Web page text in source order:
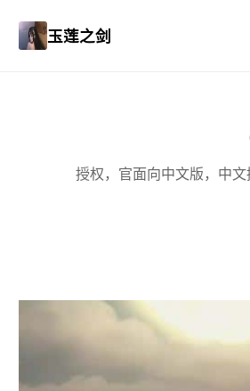
玉莲之剑
授权，官面向中文版，中